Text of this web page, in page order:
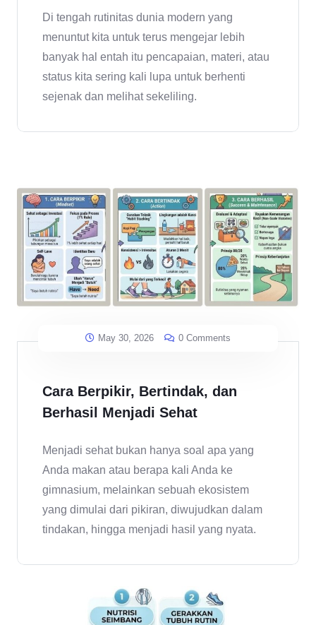
Di tengah rutinitas dunia modern yang
menuntut kita untuk terus mengejar lebih
banyak hal entah itu pencapaian, materi, atau
status kita sering kali lupa untuk berhenti
sejenak dan melihat sekeliling.
May 30, 2026 0 Comments
Cara Berpikir, Bertindak, dan
Berhasil Menjadi Sehat
Menjadi sehat bukan hanya soal apa yang
Anda makan atau berapa kali Anda ke
gimnasium, melainkan sebuah ekosistem
yang dimulai dari pikiran, diwujudkan dalam
tindakan, hingga menjadi hasil yang nyata.